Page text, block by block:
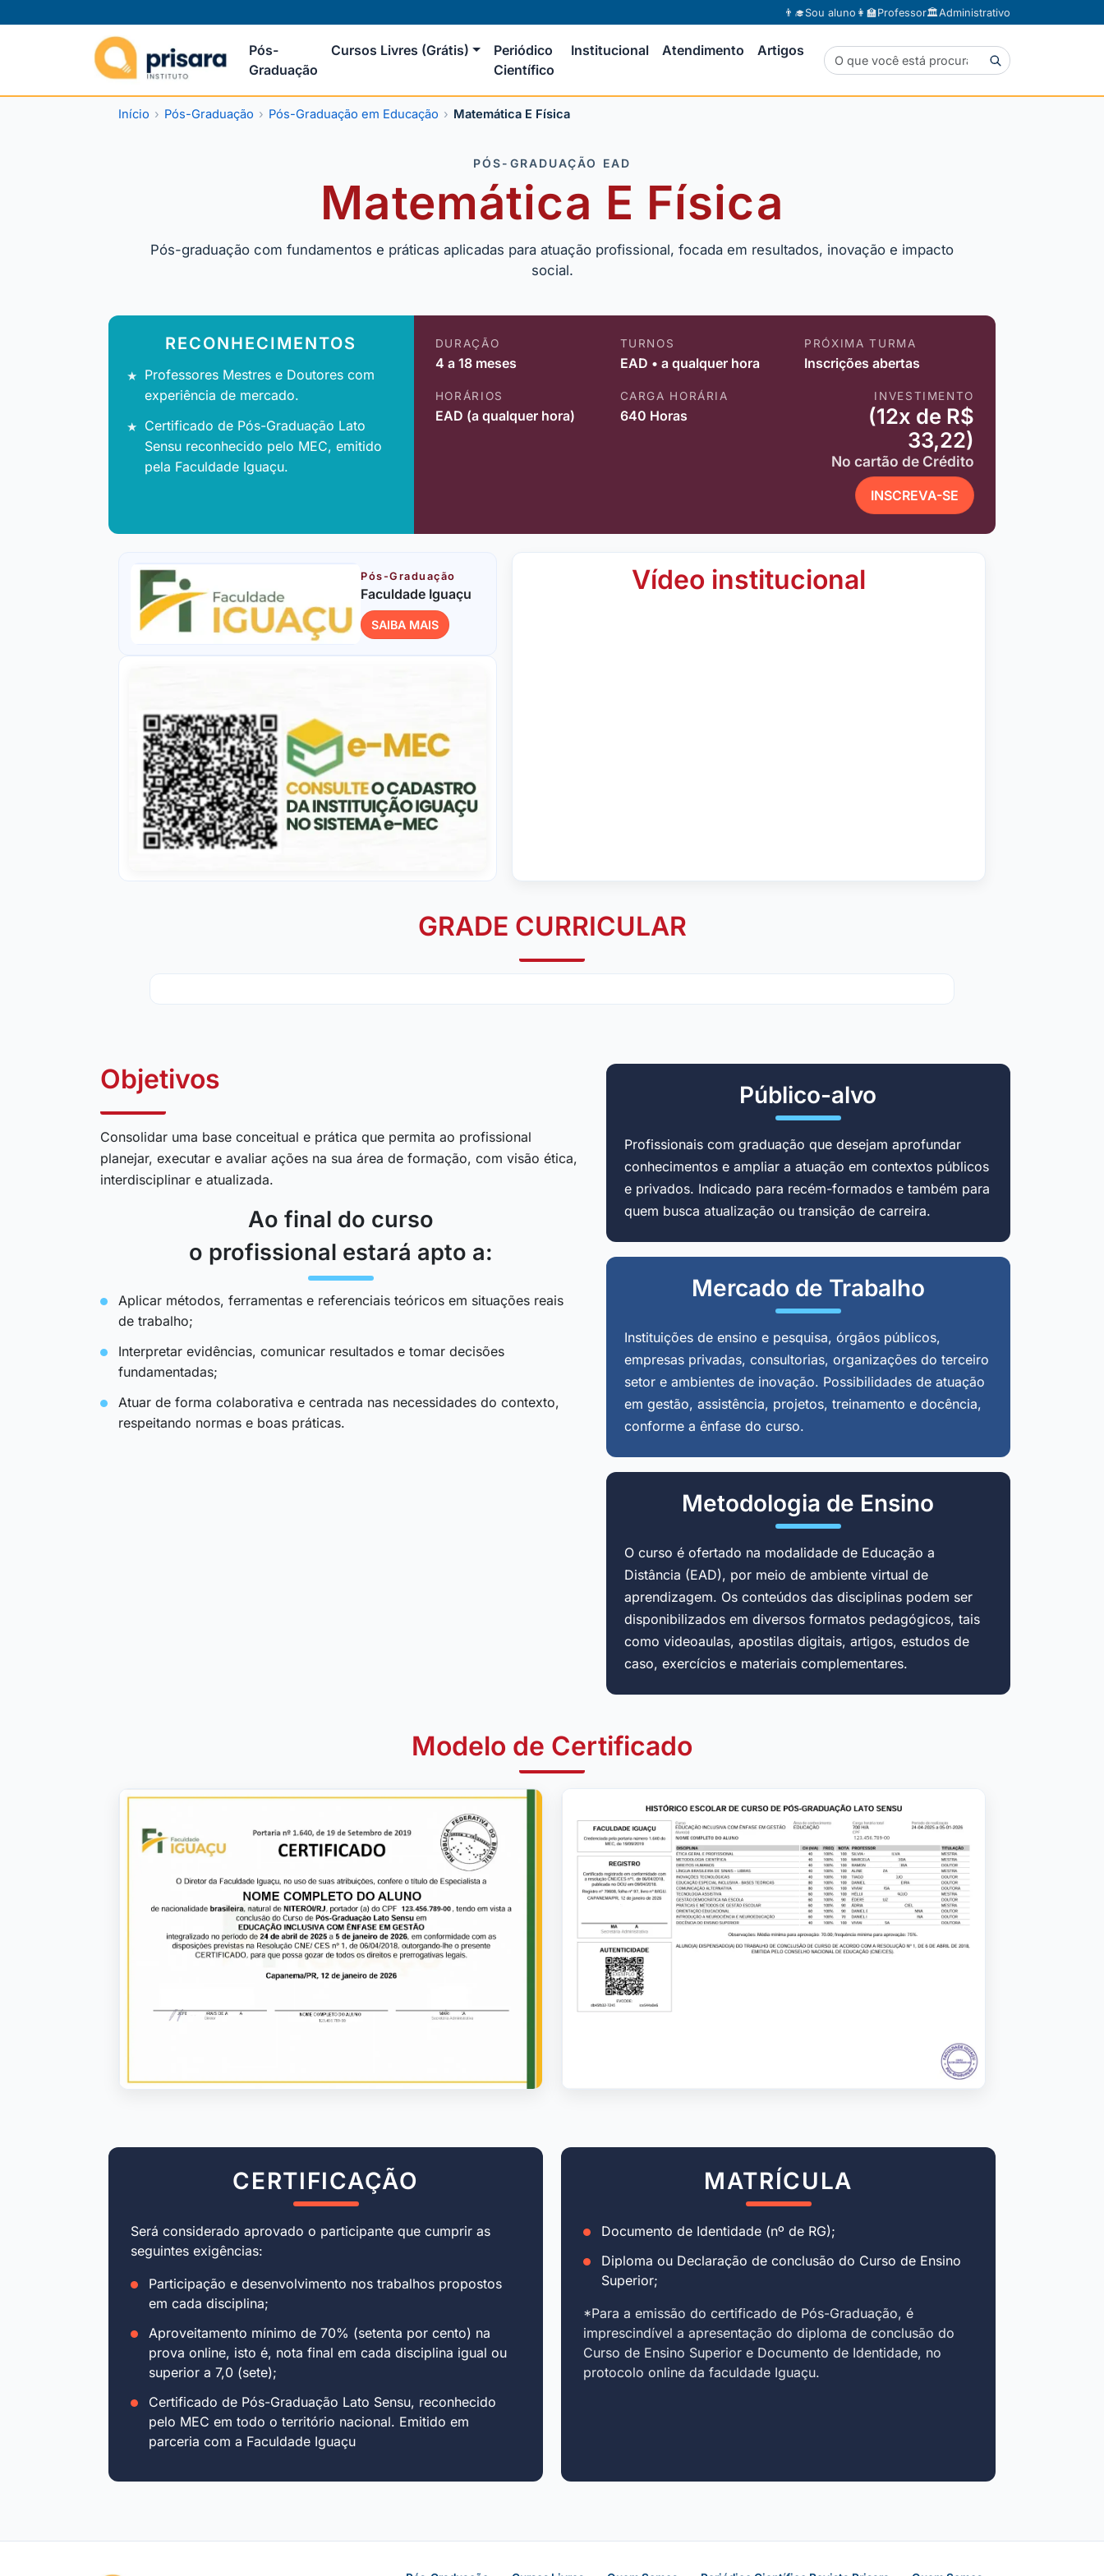
👨‍🎓Sou aluno 👩‍🏫Professor🏛️Administrativo
Pós-
Graduação
Cursos Livres (Grátis)
Periódico
Científico
Institucional Atendimento Artigos
Início Pós-Graduação Pós-Graduação em Educação Matemática E Física
PÓS-GRADUAÇÃO EAD
Matemática E Física
Pós-graduação com fundamentos e práticas aplicadas para atuação profissional, focada em resultados, inovação e impacto
social.
RECONHECIMENTOS
Professores Mestres e Doutores com
experiência de mercado.
Certificado de Pós-Graduação Lato
Sensu reconhecido pelo MEC, emitido
pela Faculdade Iguaçu.
DURAÇÃO
4 a 18 meses
TURNOS
EAD • a qualquer hora
PRÓXIMA TURMA
Inscrições abertas
HORÁRIOS
EAD (a qualquer hora)
CARGA HORÁRIA
640 Horas
INVESTIMENTO
(12x de R$
33,22)
No cartão de Crédito
INSCREVA-SE
Pós-Graduação
Faculdade Iguaçu
SAIBA MAIS
Vídeo institucional
GRADE CURRICULAR
Objetivos
Consolidar uma base conceitual e prática que permita ao profissional
planejar, executar e avaliar ações na sua área de formação, com visão ética,
interdisciplinar e atualizada.
Ao final do curso
o profissional estará apto a:
Aplicar métodos, ferramentas e referenciais teóricos em situações reais
de trabalho;
Interpretar evidências, comunicar resultados e tomar decisões
fundamentadas;
Atuar de forma colaborativa e centrada nas necessidades do contexto,
respeitando normas e boas práticas.
Público-alvo
Profissionais com graduação que desejam aprofundar
conhecimentos e ampliar a atuação em contextos públicos
e privados. Indicado para recém-formados e também para
quem busca atualização ou transição de carreira.
Mercado de Trabalho
Instituições de ensino e pesquisa, órgãos públicos,
empresas privadas, consultorias, organizações do terceiro
setor e ambientes de inovação. Possibilidades de atuação
em gestão, assistência, projetos, treinamento e docência,
conforme a ênfase do curso.
Metodologia de Ensino
O curso é ofertado na modalidade de Educação a
Distância (EAD), por meio de ambiente virtual de
aprendizagem. Os conteúdos das disciplinas podem ser
disponibilizados em diversos formatos pedagógicos, tais
como videoaulas, apostilas digitais, artigos, estudos de
caso, exercícios e materiais complementares.
Modelo de Certificado
CERTIFICAÇÃO
Será considerado aprovado o participante que cumprir as
seguintes exigências:
Participação e desenvolvimento nos trabalhos propostos
em cada disciplina;
Aproveitamento mínimo de 70% (setenta por cento) na
prova online, isto é, nota final em cada disciplina igual ou
superior a 7,0 (sete);
Certificado de Pós-Graduação Lato Sensu, reconhecido
pelo MEC em todo o território nacional. Emitido em
parceria com a Faculdade Iguaçu
MATRÍCULA
Documento de Identidade (nº de RG);
Diploma ou Declaração de conclusão do Curso de Ensino
Superior;
*Para a emissão do certificado de Pós-Graduação, é
imprescindível a apresentação do diploma de conclusão do
Curso de Ensino Superior e Documento de Identidade, no
protocolo online da faculdade Iguaçu.